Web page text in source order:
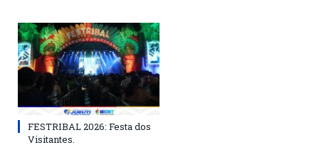
FESTRIBAL 2026: Festa dos
Visitantes.